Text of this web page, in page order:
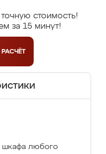
стоимость!
за 15 минут!
РАСЧЁТ
шкафа любого